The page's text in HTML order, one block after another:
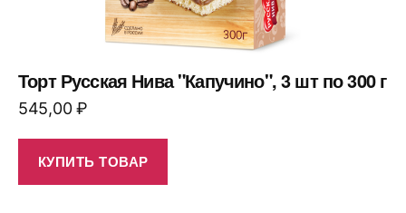
Торт Русская Нива "Капучино", 3 шт по 300 г
545,00₽
КУПИТЬ ТОВАР